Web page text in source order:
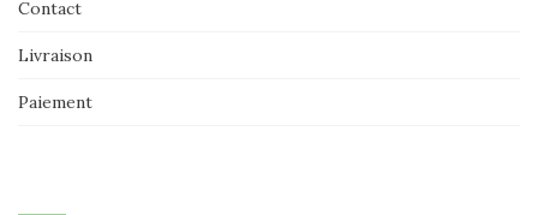
Contact
Livraison
Paiement